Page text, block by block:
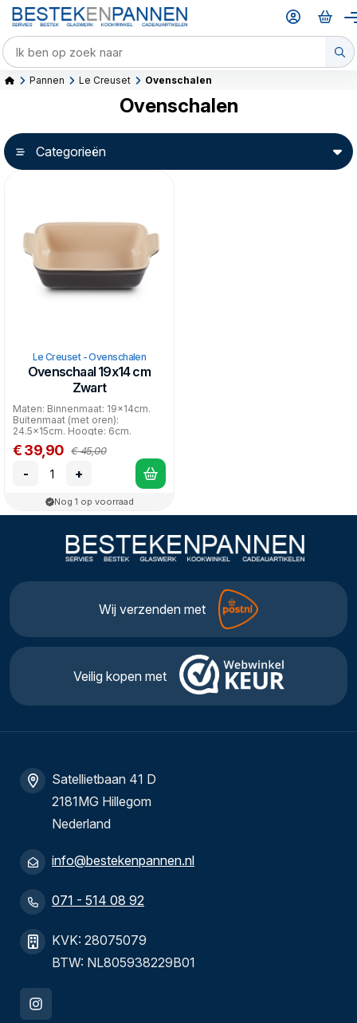
Pannen Le Creuset Ovenschalen
Ovenschalen
Categorieën
Le Creuset - Ovenschalen
Ovenschaal 19x14 cm
Zwart
Maten: Binnenmaat: 19x14cm.
Buitenmaat (met oren):
24.5x15cm. Hoogte: 6cm.
Inhoud: 1.1ltr.
€ 39,90 € 45,00
- +
Nog 1 op voorraad
Wij verzenden met
Veilig kopen met
Satellietbaan 41 D
2181MG Hillegom
Nederland
info@bestekenpannen.nl
071 - 514 08 92
KVK: 28075079
BTW: NL805938229B01